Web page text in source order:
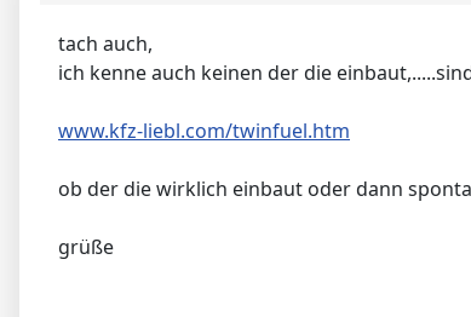
tach auch,
ich kenne auch keinen der die
www.kfz-liebl.com/twinfuel.htm
ob der die wirklich einbaut oder dann
grüße